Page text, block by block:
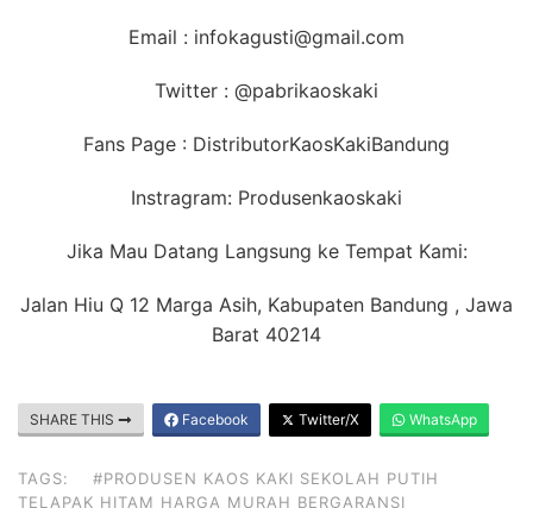
Email : infokagusti@gmail.com
Twitter : @pabrikaoskaki
Fans Page : DistributorKaosKakiBandung
Instragram: Produsenkaoskaki
Jika Mau Datang Langsung ke Tempat Kami:
Jalan Hiu Q 12 Marga Asih, Kabupaten Bandung , Jawa
Barat 40214
SHARE THIS Facebook Twitter/X WhatsApp
TAGS:
#PRODUSEN KAOS KAKI SEKOLAH PUTIH
TELAPAK HITAM HARGA MURAH BERGARANSI